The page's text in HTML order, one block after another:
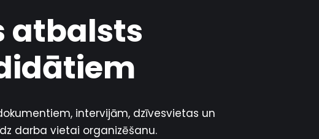
atbalsts
intervijām, dzīvesvietas un
darba vietai organizēšanu.